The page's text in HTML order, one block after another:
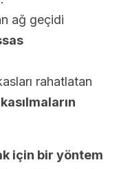
ağ geçidi
rahatlatan
kasılmaların
için bir yöntem